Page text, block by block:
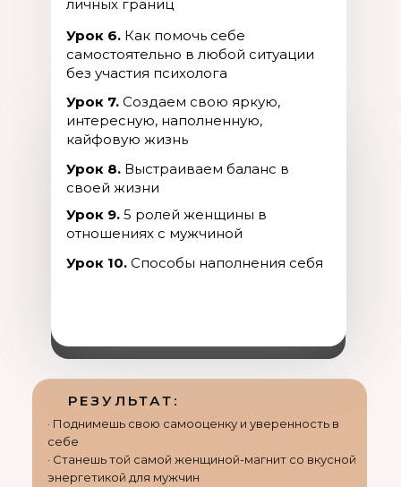
РЕЗУЛЬТАТ:
личных границ
Урок 6. Как помочь себе
самостоятельно в любой ситуации
без участия психолога
Урок 7. Создаем свою яркую,
интересную, наполненную,
кайфовую жизнь
Урок 8. Выстраиваем баланс в
своей жизни
Урок 9. 5 ролей женщины в
отношениях с мужчиной
Урок 10. Способы наполнения себя
· Поднимешь свою самооценку и уверенность в
себе
· Станешь той самой женщиной-магнит со вкусной
энергетикой для мужчин